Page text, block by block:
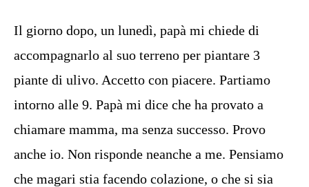
Il giorno dopo, un lunedì, papà mi chiede di
accompagnarlo al suo terreno per piantare 3
piante di ulivo. Accetto con piacere. Partiamo
intorno alle 9. Papà mi dice che ha provato a
chiamare mamma, ma senza successo. Provo
anche io. Non risponde neanche a me. Pensiamo
che magari stia facendo colazione, o che si sia